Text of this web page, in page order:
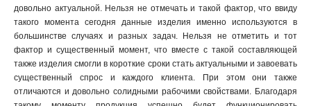
довольно актуальной. Нельзя не отмечать и такой фактор,что ввиду
такого момента сегодня данные изделия именно используются в
большинстве случаях и разных задач. Нельзя не отметить и тот
фактор и существенный момент, что вместе с такой составляющей
также изделия смогли в короткие сроки стать актуальными и завоевать
существенный спрос и каждого клиента. При этом они также
отличаются и довольно солидными рабочими свойствами. Благодаря